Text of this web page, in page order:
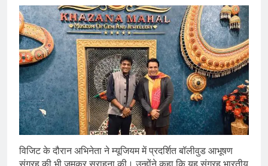
विजिट के दौरान अभिनेता ने म्यूजियम में प्रदर्शित बॉलीवुड आभूषण
संग्रह की भी जमकर सराहना की। उन्होंने कहा कि यह संग्रह भारतीय